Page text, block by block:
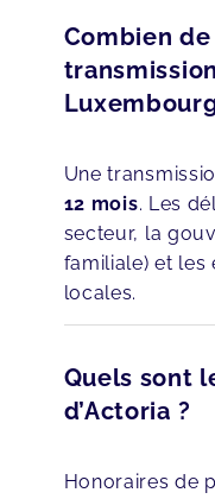
Combien
Une
12 mois. Les
secteur, la
familiale) et les
locales.
Quels sont
d’Actoria ?
Honoraires de